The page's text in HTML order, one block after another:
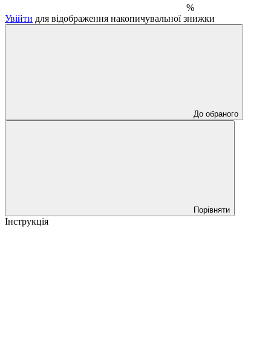
%
Увійти для відображення накопичувальної знижки
До обраного
Порівняти
Інструкція